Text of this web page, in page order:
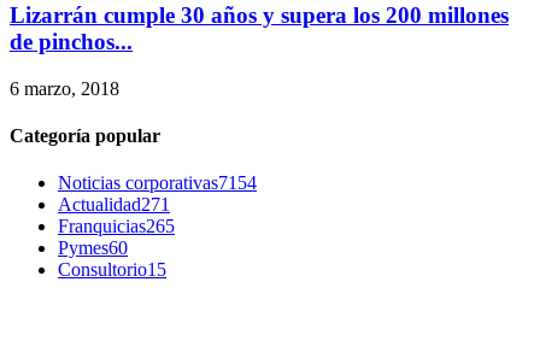
Lizarrán cumple 30 años y supera los 200 millones
de pinchos...
6 marzo, 2018
Categoría popular
Noticias corporativas7154
Actualidad271
Franquicias265
Pymes60
Consultorio15